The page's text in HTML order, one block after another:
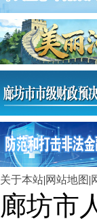
关于本站|网站地图 |
廊坊市